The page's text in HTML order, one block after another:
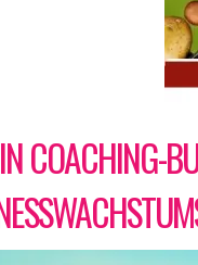
COACHING-